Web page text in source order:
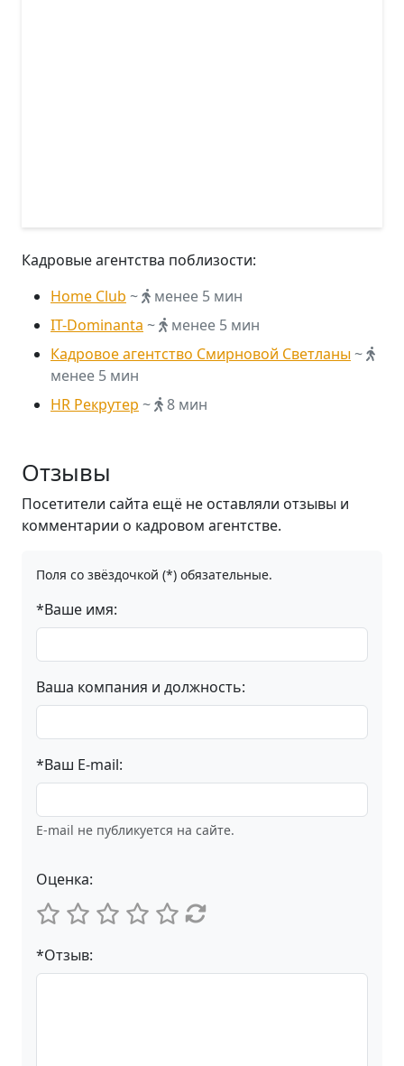
Кадровые агентства поблизости:
Home Club ~
менее 5 мин
IT-Dominanta ~
менее 5 мин
Кадровое агентство Смирновой Светланы~
менее 5 мин
HR Рекрутер ~ 8 мин
Отзывы
Посетители сайта ещё не оставляли отзывы и
комментарии о кадровом агентстве.
Поля со звёздочкой (*) обязательные.
*Ваше имя:
Ваша компания и должность:
*Ваш E-mail:
E-mail не публикуется на сайте.
Оценка:
*Отзыв: